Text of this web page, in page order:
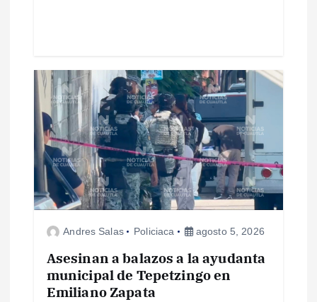
s
Andres Salas Policiaca agosto 5, 2026
Asesinan a balazos a la ayudanta
municipal de Tepetzingo en
Emiliano Zapata